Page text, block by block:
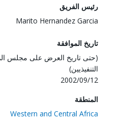
رئيس الفريق
Marito Hernandez Garcia
تاريخ الموافقة
(حتى تاريخ العرض على مجلس
التنفيذيين)
2002/09/12
المنطقة
Western and Central Africa